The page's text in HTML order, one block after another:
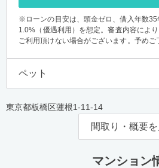
※ローンの目安は、頭金ゼロ、借入年数35
1.0%（優遇利用）を想定。審査内容によ
ご利用頂けない場合がございます。予めご
ペット
東京都板橋区蓮根1-11-14
間取り・概要
マンション